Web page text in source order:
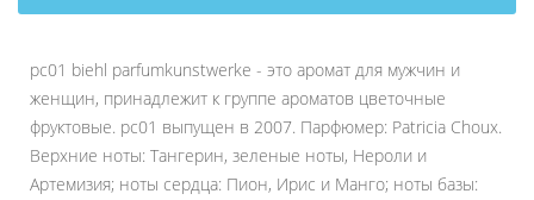
pc01 biehl parfumkunstwerke - это аромат для мужчин и
женщин, принадлежит к группе ароматов цветочные
фруктовые. pc01 выпущен в 2007. Парфюмер: Patricia Choux.
Верхние ноты: Тангерин, зеленые ноты, Нероли и
Артемизия; ноты сердца: Пион, Ирис и Манго; ноты базы: